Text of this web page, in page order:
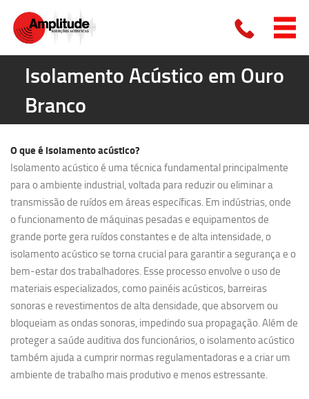
Isolamento Acústico em Ouro
Branco
O que é isolamento acústico?
Isolamento acústico é uma técnica fundamental principalmente
para o ambiente industrial, voltada para reduzir ou eliminar a
transmissão de ruídos em áreas específicas. Em indústrias, onde
o funcionamento de máquinas pesadas e equipamentos de
grande porte gera ruídos constantes e de alta intensidade, o
isolamento acústico se torna crucial para garantir a segurança e o
bem-estar dos trabalhadores. Esse processo envolve o uso de
materiais especializados, como painéis acústicos, barreiras
sonoras e revestimentos de alta densidade, que absorvem ou
bloqueiam as ondas sonoras, impedindo sua propagação. Além de
proteger a saúde auditiva dos funcionários, o isolamento acústico
também ajuda a cumprir normas regulamentadoras e a criar um
ambiente de trabalho mais produtivo e menos estressante.